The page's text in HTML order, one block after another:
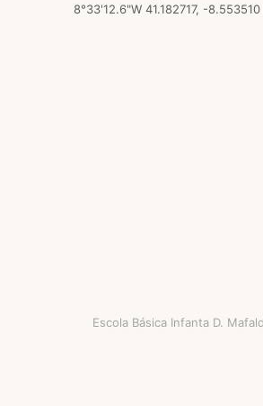
8°33'12.6"W 41.182717, -8.553510
Escola Básica Infanta D.